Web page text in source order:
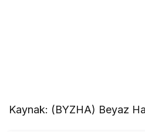
Kaynak: (BYZHA) Beyaz